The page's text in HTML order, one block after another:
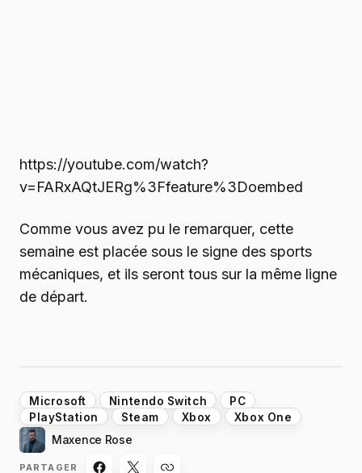
https://youtube.com/watch?
v=FARxAQtJERg%3Ffeature%3Doembed
Comme vous avez pu le remarquer, cette
semaine est placée sous le signe des sports
mécaniques, et ils seront tous sur la même ligne
de départ.
Microsoft Nintendo Switch
PC
PlayStation
Steam Xbox Xbox One
Maxence Rose
PARTAGER